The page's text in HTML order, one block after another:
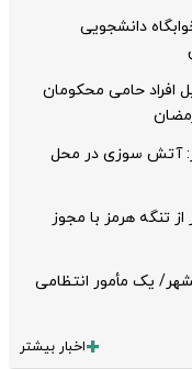
دانشجویی
افراد حامی محکومان
آتش سوزی در محل
تنگه هرمز با مجوز
یک مأمور انتظامی
اخبار بیشتر